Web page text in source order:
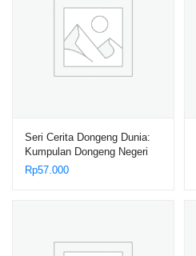
Seri Cerita Dongeng Dunia:
Kumpulan Dongeng Negeri
Skotlandia, Tujuh Wanita
Rp57.000